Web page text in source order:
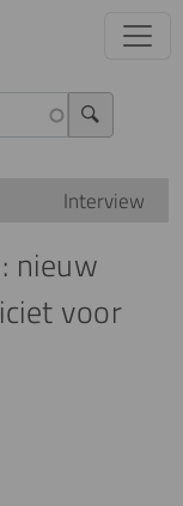
Interview
nieuw
voor